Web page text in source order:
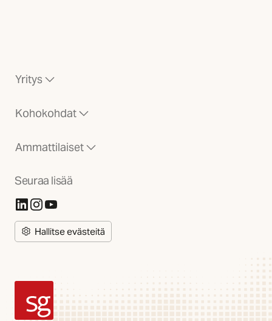
Yritys
Kohokohdat
Ammattilaiset
Seuraa lisää
(Avautuu uuteen välilehteen)
(Avautuu uuteen välilehteen)
(Avautuu uuteen välilehteen)
Hallitse evästeitä